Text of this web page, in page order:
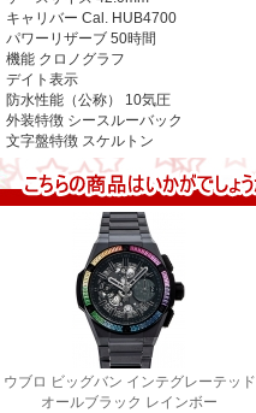
キャリバー Cal. HUB4700
パワーリザーブ 50時間
機能 クロノグラフ
デイト表示
防水性能（公称）
10気圧
外装特徴 シースルーバック
文字盤特徴 スケルトン
ウブロ ビッグバン インテグレーテッド
オールブラック レインボー